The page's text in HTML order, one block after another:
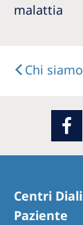
malattia
Chi siamo
Centri
Paziente